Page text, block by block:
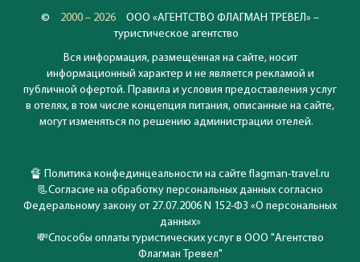
© 2000 – 2026
ООО «АГЕНТСТВО ФЛАГМАН ТРЕВЕЛ» –
туристическое агентство
Вся информация, размещённая на сайте, носит
информационный характер и не является рекламой и
публичной офертой. Правила и условия предоставления услуг
в отелях, в том числе концепция питания, описанные на сайте,
могут изменяться по решению администрации отелей.
🔏 Политика конфединцеальности на сайте flagman-travel.ru
📃Согласие на обработку персональных данных согласно
Федеральному закону от 27.07.2006 N 152-ФЗ «О персональных
данных»
💸Способы оплаты туристических услуг в ООО "Агентство
Флагман Тревел"